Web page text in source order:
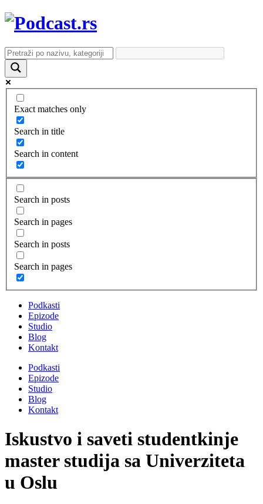
Exact matches only
Search in title
Search in content
Search in posts
Search in pages
Search in posts
Search in pages
Podkasti
Epizode
Studio
Blog
Kontakt
Podkasti
Epizode
Studio
Blog
Kontakt
Iskustvo i saveti studentkinje
master studija sa Univerziteta
u Oslu